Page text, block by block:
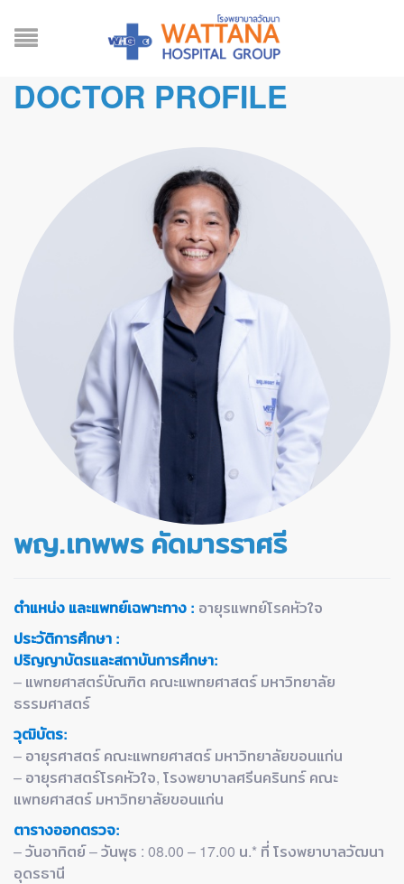
DOCTOR PROFILE
พญ.เทพพร คัดมารราศรี
ตำแหน่ง และแพทย์เฉพาะทาง : อายุรแพทย์โรคหัวใจ
ประวัติการศึกษา :
ปริญญาบัตรและสถาบันการศึกษา:
– แพทยศาสตร์บัณฑิต คณะแพทยศาสตร์ มหาวิทยาลัย
ธรรมศาสตร์
วุฒิบัตร:
– อายุรศาสตร์ คณะแพทยศาสตร์ มหาวิทยาลัยขอนแก่น
– อายุรศาสตร์โรคหัวใจ, โรงพยาบาลศรีนครินทร์ คณะ
แพทยศาสตร์ มหาวิทยาลัยขอนแก่น
ตารางออกตรวจ:
– วันอาทิตย์ – วันพุธ : 08.00 – 17.00 น.* ที่ โรงพยาบาลวัฒนา
อุดรธานี